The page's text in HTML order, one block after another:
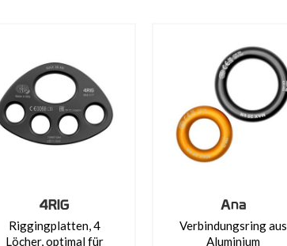
4RIG
Riggingplatten, 4
Löcher, optimal für
Ana
Verbindungsring aus
Aluminium